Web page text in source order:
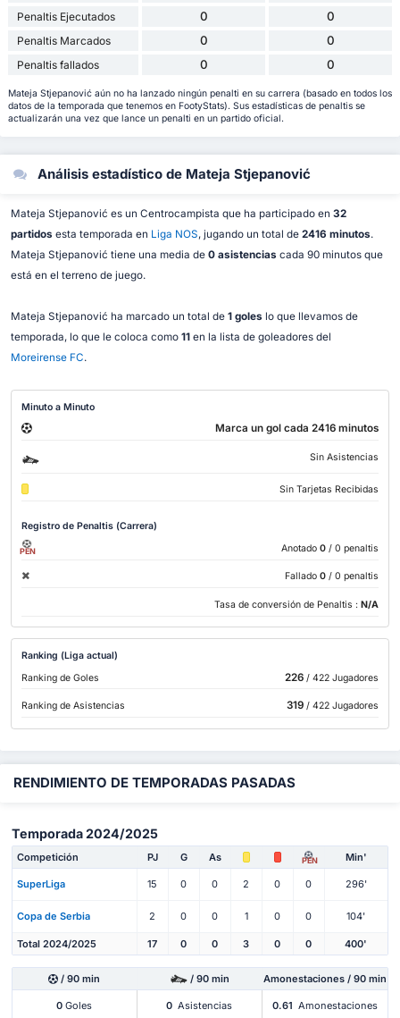
Penaltis Ejecutados 0 0
Penaltis Marcados 0 0
Penaltis fallados 0 0
Mateja Stjepanović aún no ha lanzado ningún penalti en su carrera (basado en todos los
datos de la temporada que tenemos en FootyStats). Sus estadísticas de penaltis se
actualizarán una vez que lance un penalti en un partido oficial.
Análisis estadístico de Mateja Stjepanović
Mateja Stjepanović es un Centrocampista que ha participado en 32
partidos esta temporada en Liga NOS, jugando un total de 2416 minutos.
Mateja Stjepanović tiene una media de 0 asistencias cada 90 minutos que
está en el terreno de juego.
Mateja Stjepanović ha marcado un total de 1 goles lo que llevamos de
temporada, lo que le coloca como 11en la lista de goleadores del
Moreirense FC.
Minuto a Minuto
Marca un gol cada 2416 minutos
Sin Asistencias
Sin Tarjetas Recibidas
Registro de Penaltis (Carrera)
PEN Anotado 0 / 0 penaltis
Fallado 0 / 0 penaltis
Tasa de conversión de Penaltis : N/A
Ranking (Liga actual)
Ranking de Goles
226/ 422 Jugadores
Ranking de Asistencias 319/ 422 Jugadores
RENDIMIENTO DE TEMPORADAS PASADAS
Temporada 2024/2025
Competición PJ G As PEN Min'
SuperLiga 15 0 0 2 0 0 296'
Copa de Serbia 2 0 0 1 0 0 104'
Total 2024/2025 17 0 0 3 0 0 400'
/ 90 min / 90 min Amonestaciones / 90 min
0 Goles 0 Asistencias 0.61 Amonestaciones